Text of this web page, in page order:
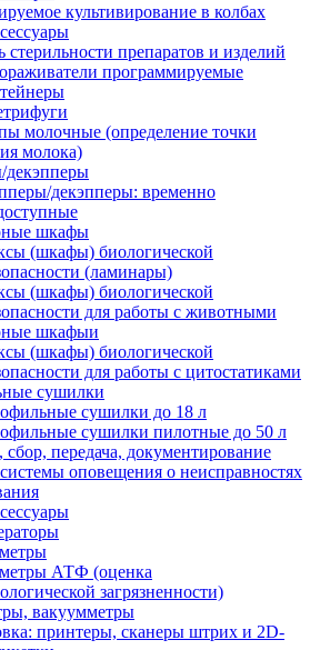
культивирование в колбах
стерильности препаратов и изделий
программируемые
молочные (определение точки
молока)
декэпперы: временно
шкафы
(шкафы) биологической
(ламинары)
(шкафы) биологической
для работы с животными
шкафыи
(шкафы) биологической
для работы с цитостатиками
сушилки
сушилки до 18 л
сушилки пилотные до 50 л
сбор, передача, документирование
оповещения о неисправностях
АТФ (оценка
загрязненности)
вакуумметры
принтеры, сканеры штрих и 2D-